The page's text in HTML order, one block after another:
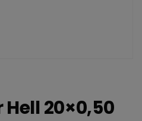
20×0,50